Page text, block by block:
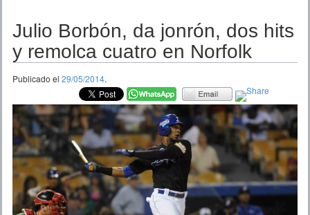
TEMPORADAS
Julio Borbón, da jonrón, dos hits
y remolca cuatro en Norfolk
Publicado el 29/05/2014.